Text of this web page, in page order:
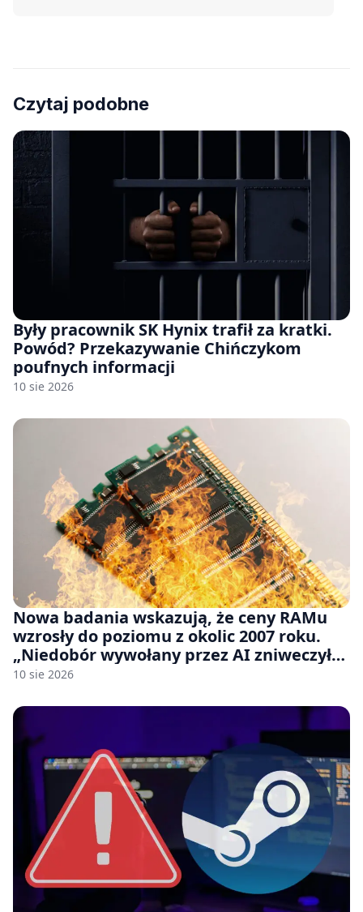
Czytaj podobne
Były pracownik SK Hynix trafił za kratki.
Powód? Przekazywanie Chińczykom
poufnych informacji
10 sie 2026
Nowa badania wskazują, że ceny RAMu
wzrosły do poziomu z okolic 2007 roku.
„Niedobór wywołany przez AI zniweczył
20 lat postępów w ciągu zaledwie kilku
10 sie 2026